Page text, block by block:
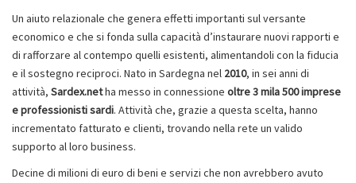
Un aiuto relazionale che genera effetti importanti sul versante
economico e che si fonda sulla capacità d’instaurare nuovi rapporti e
di rafforzare al contempo quelli esistenti, alimentandoli con la fiducia
e il sostegno reciproci. Nato in Sardegna nel 2010, in sei anni di
attività, Sardex.netha messo in connessione oltre 3 mila 500 imprese
e professionisti sardi. Attività che, grazie a questa scelta, hanno
incrementato fatturato e clienti, trovando nella rete un valido
supporto al loro business.
Decine di milioni di euro di beni e servizi che non avrebbero avuto